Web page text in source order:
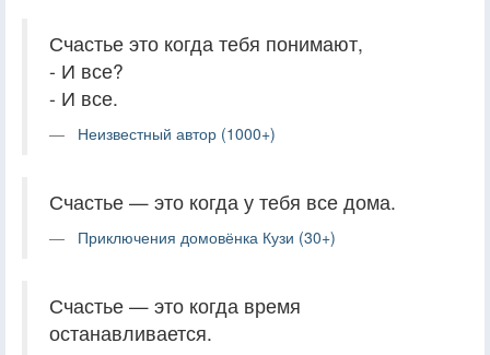
Счастье это когда тебя понимают,
- И все?
- И все.
Неизвестный автор (1000+)
Счастье — это когда у тебя все дома.
Приключения домовёнка Кузи (30+)
Счастье — это когда время
останавливается.